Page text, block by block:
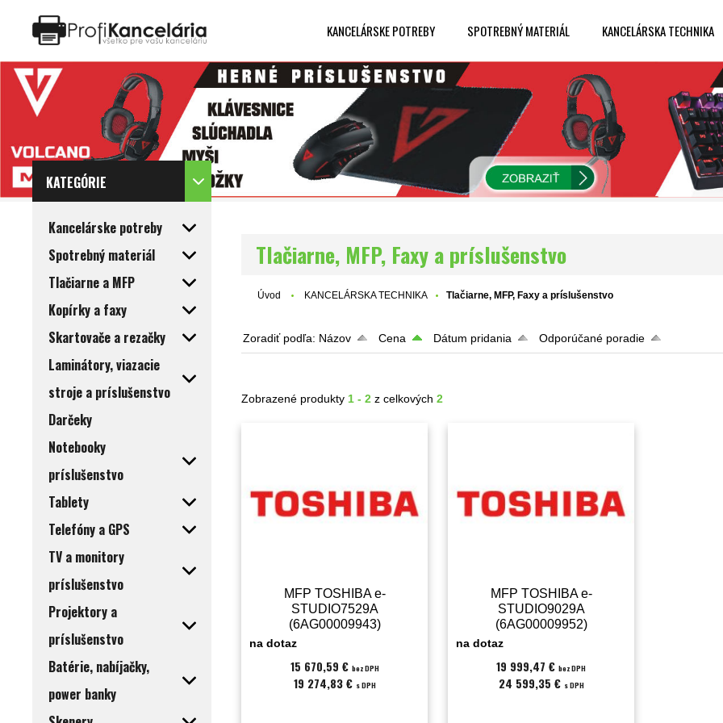
KANCELÁRSKE POTREBY SPOTREBNÝ MATERIÁL KANCELÁRSKA TECHNIKA
KATEGÓRIE
Kancelárske potreby
Spotrebný materiál
Tlačiarne a MFP
Kopírky a faxy
Skartovače a rezačky
Laminátory, viazacie
stroje a príslušenstvo
Darčeky
Notebooky
príslušenstvo
Tablety
Telefóny a GPS
TV a monitory
príslušenstvo
Projektory a
príslušenstvo
Batérie, nabíjačky,
power banky
Tlačiarne, MFP, Faxy a príslušenstvo
Úvod KANCELÁRSKA TECHNIKA Tlačiarne, MFP, Faxy a príslušenstvo
Zoradiť podľa: Názov Cena Dátum pridania Odporúčané poradie
Zobrazené produkty1 - 2 z celkových2
MFP TOSHIBA e-
STUDIO7529A
(6AG00009943)
na dotaz
15 670,59 € bez DPH
19 274,83 € s DPH
MFP TOSHIBA e-
STUDIO9029A
(6AG00009952)
na dotaz
19 999,47 €bez DPH
24 599,35 € s DPH
Katalóg internetových stránok Designed by Rawpixel.com